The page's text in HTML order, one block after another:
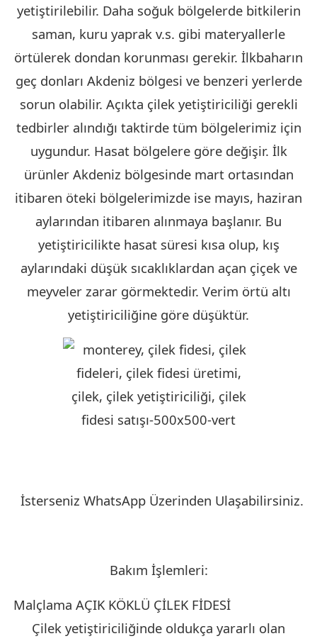
yetiştirilebilir. Daha soğuk bölgelerde bitkilerin
saman, kuru yaprak v.s. gibi materyallerle
örtülerek dondan korunması gerekir. İlkbaharın
geç donları Akdeniz bölgesi ve benzeri yerlerde
sorun olabilir. Açıkta çilek yetiştiriciliği gerekli
tedbirler alındığı taktirde tüm bölgelerimiz için
uygundur. Hasat bölgelere göre değişir. İlk
ürünler Akdeniz bölgesinde mart ortasından
itibaren öteki bölgelerimizde ise mayıs, haziran
aylarından itibaren alınmaya başlanır. Bu
yetiştiricilikte hasat süresi kısa olup, kış
aylarındaki düşük sıcaklıklardan açan çiçek ve
meyveler zarar görmektedir. Verim örtü altı
yetiştiriciliğine göre düşüktür.
İsterseniz WhatsApp Üzerinden Ulaşabilirsiniz.
Bakım İşlemleri:
Malçlama AÇIK KÖKLÜ ÇİLEK FİDESİ
Çilek yetiştiriciliğinde oldukça yararlı olan